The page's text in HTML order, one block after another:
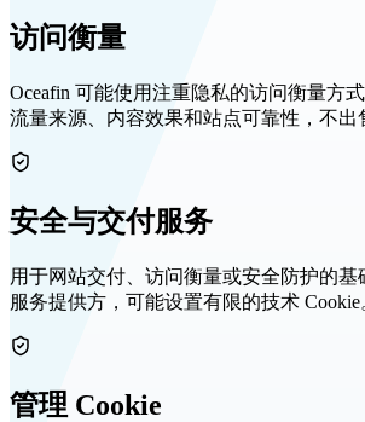
访问衡量
Oceafin 可能使用注重隐私的访问衡量方
流量来源、内容效果和站点可靠性，不出
安全与交付服务
用于网站交付、访问衡量或安全防护的基
服务提供方，可能设置有限的技术 Cookie
管理 Cookie